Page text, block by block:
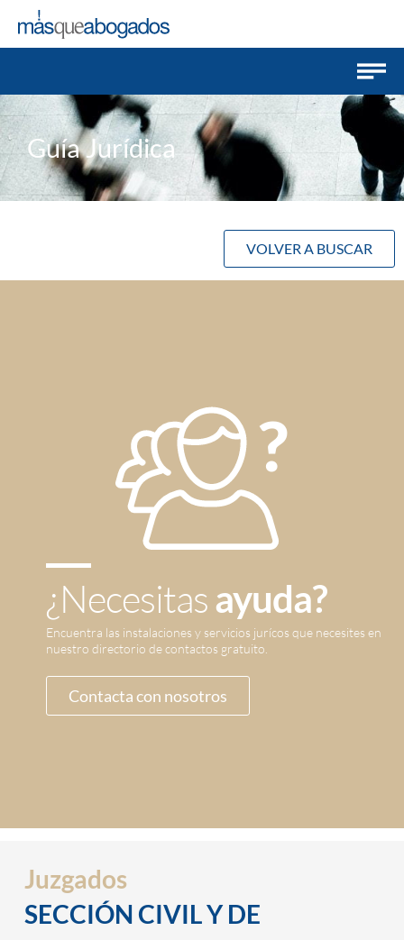
Guía Jurídica
VOLVER A BUSCAR
¿Necesitasayuda?
Encuentra las instalaciones y servicios jurícos que necesites en
nuestro directorio de contactos gratuito.
Contacta con nosotros
Juzgados
SECCIÓN CIVIL Y DE